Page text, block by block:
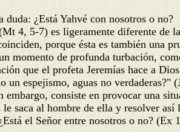
duda: ¿Está Yahvé con nosotros o no?
4, 5-7) es ligeramente diferente de
porque ésta es también una
momento de profunda turbación,
que el profeta Jeremías hace a
un espejismo, aguas no verdaderas?"
embargo, consiste en provocar una
saca al hombre de ella y resolver así
el Señor entre nosotros o no? (Ex